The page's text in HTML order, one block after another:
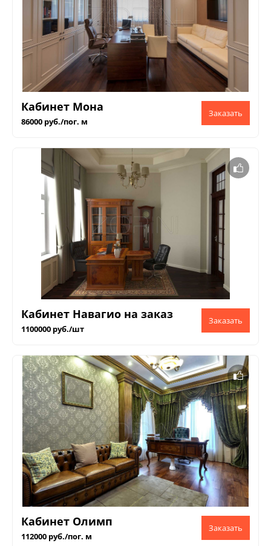
Кабинет Мона
86000 руб./пог. м
Кабинет Навагио на заказ
1100000 руб./шт
Кабинет Олимп
112000 руб./пог. м